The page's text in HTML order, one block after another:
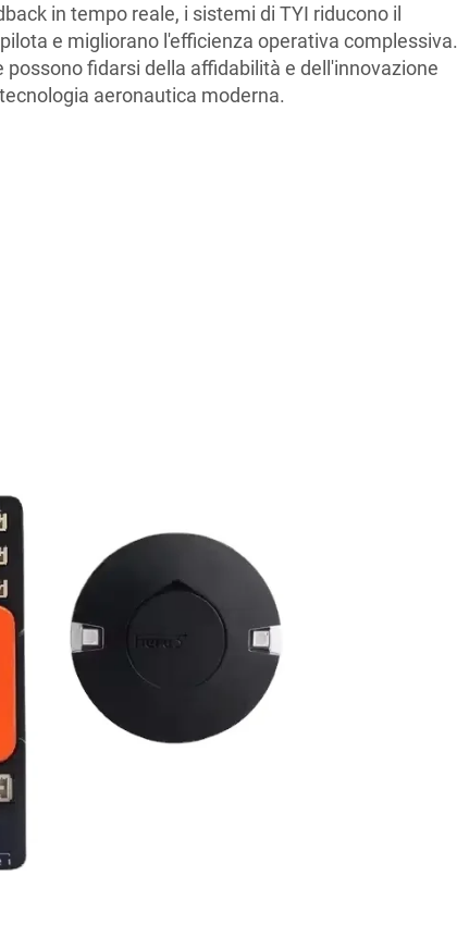
in tempo reale, i sistemi di TYI riducono il
e migliorano l'efficienza operativa complessiva.
possono fidarsi della affidabilità e dell'innovazione
aeronautica moderna.